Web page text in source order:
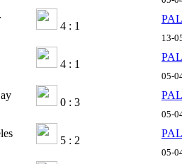
4 : 1
13-
4 : 1
05-
0 : 3
05-
5 : 2
05-